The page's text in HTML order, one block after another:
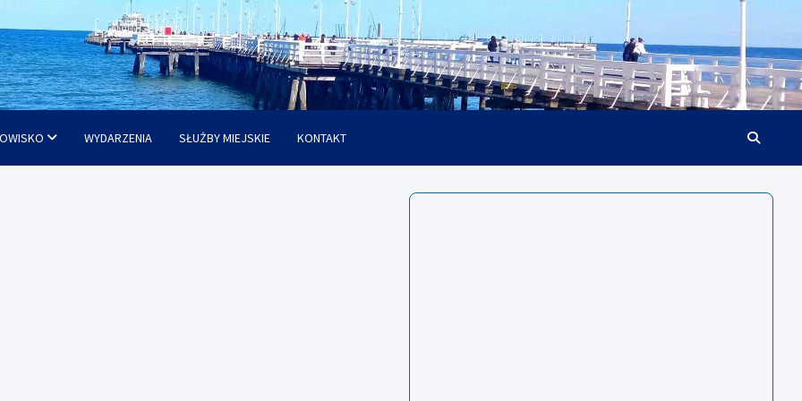
WYDARZENIA SŁUŻBY MIEJSKIE KONTAKT